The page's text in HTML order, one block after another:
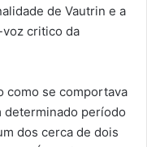
de Vautrin e a
critico da
como se comportava
determinado período
dos cerca de dois